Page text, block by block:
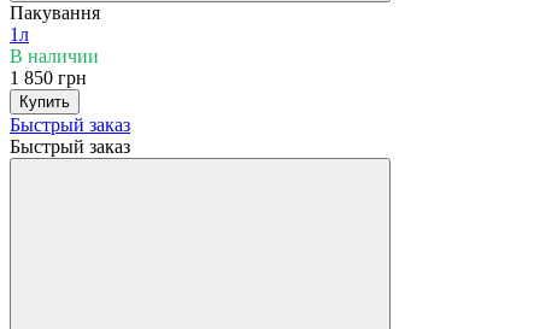
Пакування
1л
В наличии
1 850 грн
Купить
Быстрый заказ
Быстрый заказ